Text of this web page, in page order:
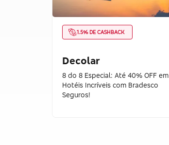
1.5% DE CASHBACK
Decolar
8 do 8 Especial: Até 40% OFF em
Hotéis Incríveis com Bradesco
Seguros!